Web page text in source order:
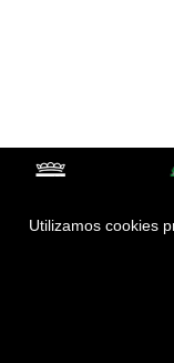
Utilizamos cookies